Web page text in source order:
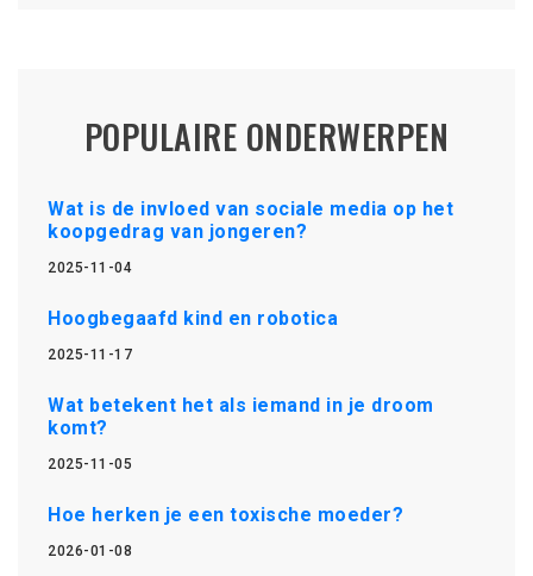
POPULAIRE ONDERWERPEN
Wat is de invloed van sociale media op het
koopgedrag van jongeren?
2025-11-04
Hoogbegaafd kind en robotica
2025-11-17
Wat betekent het als iemand in je droom
komt?
2025-11-05
Hoe herken je een toxische moeder?
2026-01-08